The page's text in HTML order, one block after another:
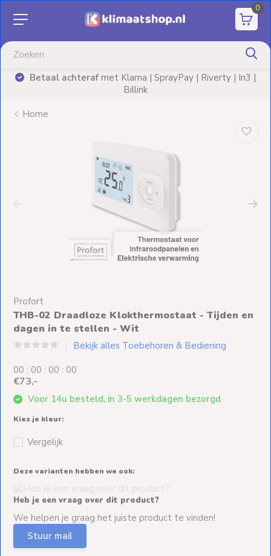
0
Betaal achterafmet Klarna | SprayPay | Riverty | In3 |
Billink
Aanbiedingen
verwarming
Installatiematerialen
Terrasverwarming
Spoed- en
Weekendleveringen
Klantenservice
Contact
Home
Profort
THB-02 Draadloze Klokthermostaat - Tijden en
dagen in te stellen - Wit
Bekijk alles Toebehoren & Bediening
00 : 00 : 00 : 00
€73,-
Voor 14u besteld, in 3-5 werkdagen bezorgd
Kies je kleur:
Vergelijk
Deze varianten hebben we ook:
Heb je een vraag over dit product?
We helpen je graag het juiste product te vinden!
Stuur mail